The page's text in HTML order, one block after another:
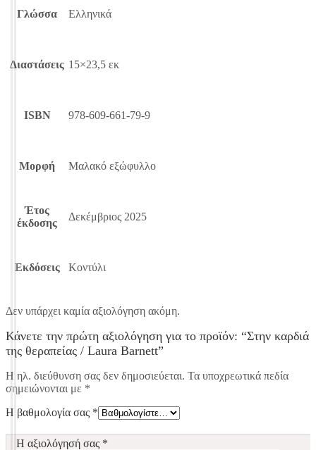
Γλώσσα Ελληνικά
Διαστάσεις 15×23,5 εκ
ISBN 978-609-661-79-9
Μορφή Μαλακό εξώφυλλο
Έτος
έκδοσης
Δεκέμβριος 2025
Εκδόσεις Κοντύλι
Δεν υπάρχει καμία αξιολόγηση ακόμη.
Κάνετε την πρώτη αξιολόγηση για το προϊόν: “Στην καρδιά
της θεραπείας / Laura Barnett”
Η ηλ. διεύθυνση σας δεν δημοσιεύεται. Τα υποχρεωτικά πεδία
σημειώνονται με *
Η βαθμολογία σας *
Η αξιολόγησή σας *